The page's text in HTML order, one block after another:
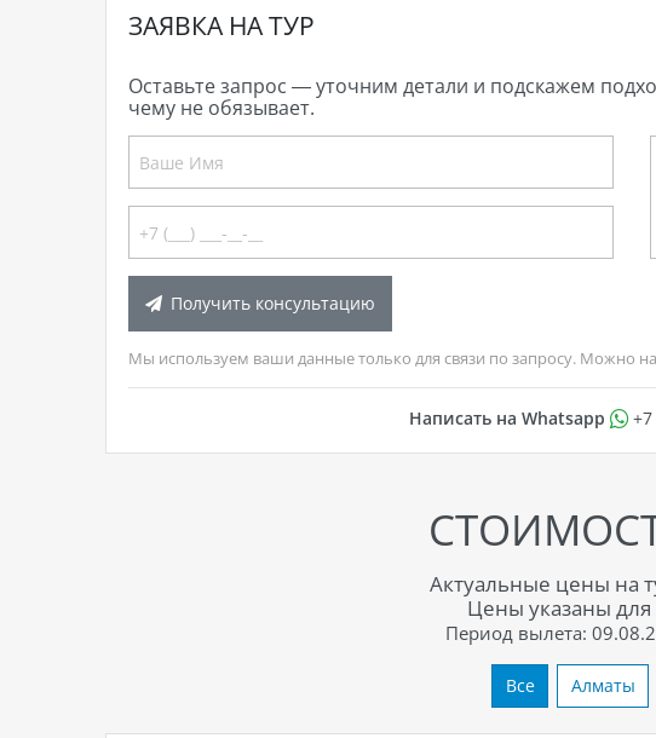
ЗАЯВКА НА ТУР
Оставьте запрос — уточним детали и подскажем
чему не обязывает.
Получить консультацию
Мы используем ваши данные только для связи по запросу. Можно
Написать на Whatsapp
Актуальные цены на
Цены указаны для
Период вылета:
Все Алматы